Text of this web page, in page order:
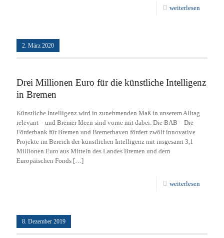
weiterlesen
2. März 2020
Drei Millionen Euro für die künstliche Intelligenz
in Bremen
Künstliche Intelligenz wird in zunehmenden Maß in unserem Alltag
relevant – und Bremer Ideen sind vorne mit dabei. Die BAB – Die
Förderbank für Bremen und Bremerhaven fördert zwölf innovative
Projekte im Bereich der künstlichen Intelligenz mit insgesamt 3,1
Millionen Euro aus Mitteln des Landes Bremen und dem
Europäischen Fonds […]
weiterlesen
8. Dezember 2019